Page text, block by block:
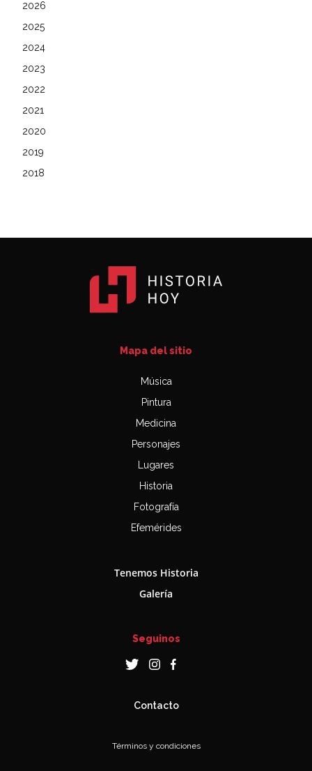
2026
2025
2024
2023
2022
2021
2020
2019
2018
Mapa del sitio
Música
Pintura
Medicina
Personajes
Lugares
Historia
Fotografía
Efemérides
Tenemos Historia
Galería
Seguinos
Contacto
Términos y condiciones